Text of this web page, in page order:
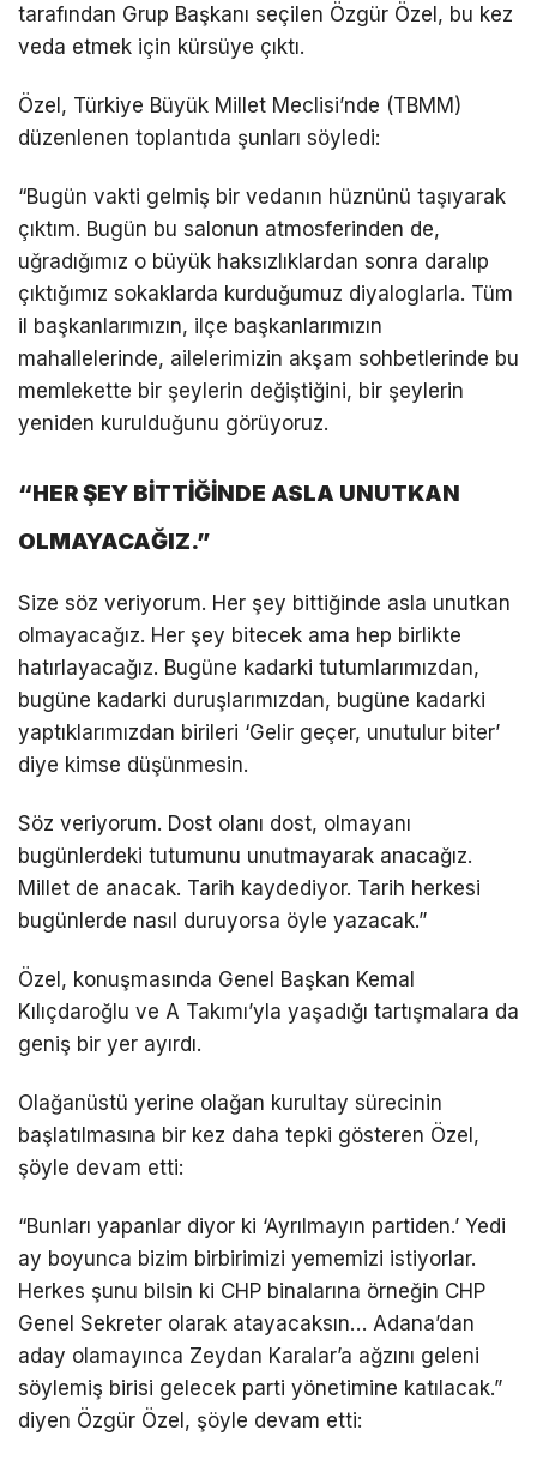
tarafından Grup Başkanı seçilen Özgür Özel, bu kez
veda etmek için kürsüye çıktı.
Özel, Türkiye Büyük Millet Meclisi’nde (TBMM)
düzenlenen toplantıda şunları söyledi:
“Bugün vakti gelmiş bir vedanın hüznünü taşıyarak
çıktım. Bugün bu salonun atmosferinden de,
uğradığımız o büyük haksızlıklardan sonra daralıp
çıktığımız sokaklarda kurduğumuz diyaloglarla. Tüm
il başkanlarımızın, ilçe başkanlarımızın
mahallelerinde, ailelerimizin akşam sohbetlerinde bu
memlekette bir şeylerin değiştiğini, bir şeylerin
yeniden kurulduğunu görüyoruz.
“HER ŞEY BİTTİĞİNDE ASLA UNUTKAN
OLMAYACAĞIZ.”
Size söz veriyorum. Her şey bittiğinde asla unutkan
olmayacağız. Her şey bitecek ama hep birlikte
hatırlayacağız. Bugüne kadarki tutumlarımızdan,
bugüne kadarki duruşlarımızdan, bugüne kadarki
yaptıklarımızdan birileri ‘Gelir geçer, unutulur biter’
diye kimse düşünmesin.
Söz veriyorum. Dost olanı dost, olmayanı
bugünlerdeki tutumunu unutmayarak anacağız.
Millet de anacak. Tarih kaydediyor. Tarih herkesi
bugünlerde nasıl duruyorsa öyle yazacak.”
Özel, konuşmasında Genel Başkan Kemal
Kılıçdaroğlu ve A Takımı’yla yaşadığı tartışmalara da
geniş bir yer ayırdı.
Olağanüstü yerine olağan kurultay sürecinin
başlatılmasına bir kez daha tepki gösteren Özel,
şöyle devam etti:
“Bunları yapanlar diyor ki ‘Ayrılmayın partiden.’ Yedi
ay boyunca bizim birbirimizi yememizi istiyorlar.
Herkes şunu bilsin ki CHP binalarına örneğin CHP
Genel Sekreter olarak atayacaksın… Adana’dan
aday olamayınca Zeydan Karalar’a ağzını geleni
söylemiş birisi gelecek parti yönetimine katılacak.”
diyen Özgür Özel, şöyle devam etti: